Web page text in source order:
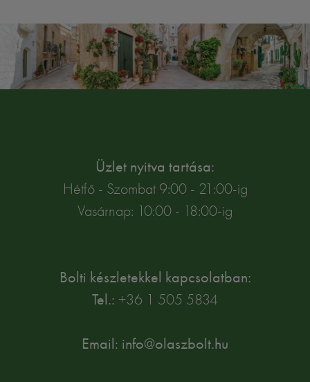
Üzlet nyitva tartása:
Hétfő - Szombat 9:00 - 21:00-ig
Vasárnap: 10:00 - 18:00-ig
Bolti készletekkel kapcsolatban:
Tel.: +36 1 505 5834
Email: info@olaszbolt.hu